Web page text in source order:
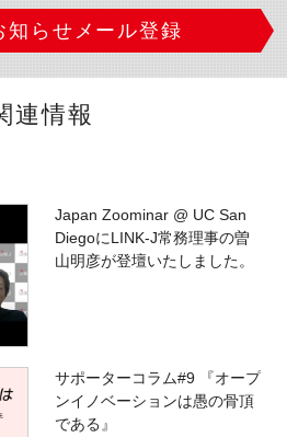
知らせメール登録
連情報
Japan Zoominar @ UC San
DiegoにLINK-J常務理事の曽
山明彦が登壇いたしました。
サポーターコラム#9 『オープ
ンイノベーションは愚の骨頂
である』